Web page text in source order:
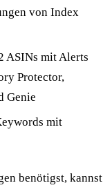
von Index
ASINs mit Alerts
Protector,
Genie
mit
benötigst, kannst